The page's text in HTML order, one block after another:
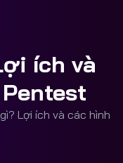
ích và
Lợi ích và các hình